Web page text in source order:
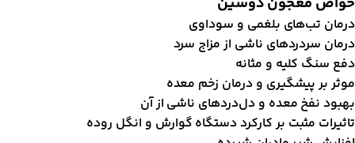
تب‌های بلغمی و سوداوی
سردرد‌های ناشی از مزاج سرد
سنگ کلیه و مثانه
بر پیشگیری و درمان زخم معده
نفخ معده و دل‌درد‌های ناشی از آن
مثبت بر کارکرد دستگاه گوارش و انگل روده